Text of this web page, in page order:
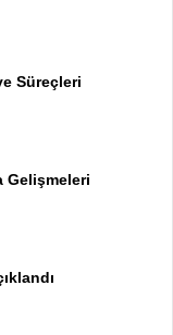
Süreçleri
Gelişmeleri